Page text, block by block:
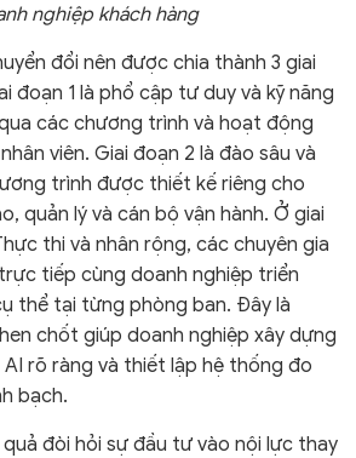
nghiệp khách hàng
đổi nên được chia thành 3 giai
đoạn 1 là phổ cập tư duy và kỹ năng
các chương trình và hoạt động
viên. Giai đoạn 2 là đào sâu và
trình được thiết kế riêng cho
quản lý và cán bộ vận hành. Ở giai
thi và nhân rộng, các chuyên gia
tiếp cùng doanh nghiệp triển
thể tại từng phòng ban. Đây là
chốt giúp doanh nghiệp xây dựng
rõ ràng và thiết lập hệ thống đo
bạch.
đòi hỏi sự đầu tư vào nội lực thay